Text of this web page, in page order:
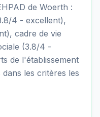
de Woerth :
4 - excellent),
cadre de vie
(3.8/4 -
de l'établissement
les critères les